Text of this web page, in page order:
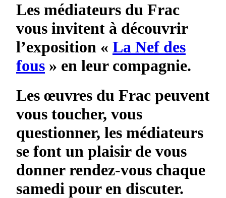
Les médiateurs du Frac
vous invitent à découvrir
l’exposition « La Nef des
fous » en leur compagnie.
Les œuvres du Frac peuvent
vous toucher, vous
questionner, les médiateurs
se font un plaisir de vous
donner rendez-vous chaque
samedi pour en discuter.